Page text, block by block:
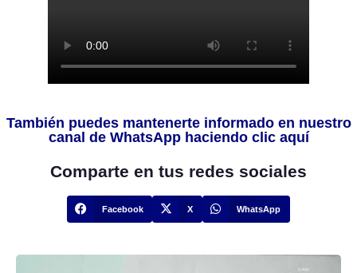
También puedes mantenerte informado en nuestro
canal de WhatsApp haciendo clic aquí
Comparte en tus redes sociales
Facebook X WhatsApp